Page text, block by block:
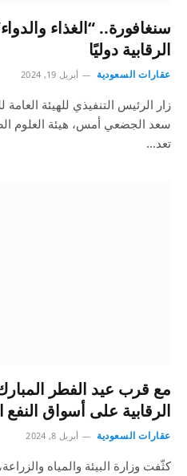
سنغافورة.. “الغذاء
الرقابية دوليًا
عقارات السعودية أبريل 19, 2024
زار الرئيس التنفيذي للهيئة العامة
تعد…
مع قرب عيد الفطر
الرقابية على أسواق النفع
عقارات السعودية أبريل 8, 2024
كثّفت وزارة البيئة والمياه